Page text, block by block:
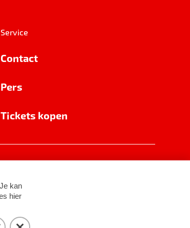
Service
Contact
Pers
Tickets kopen